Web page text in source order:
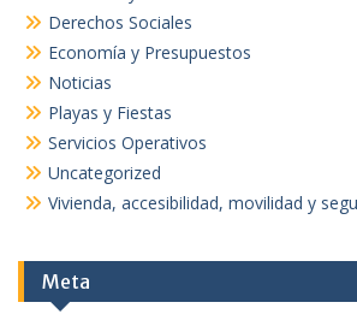
Derechos Sociales
Economía y Presupuestos
Noticias
Playas y Fiestas
Servicios Operativos
Uncategorized
Vivienda, accesibilidad, movilidad y
Meta